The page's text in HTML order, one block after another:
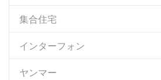
集合住宅
インターフォン
ヤンマー